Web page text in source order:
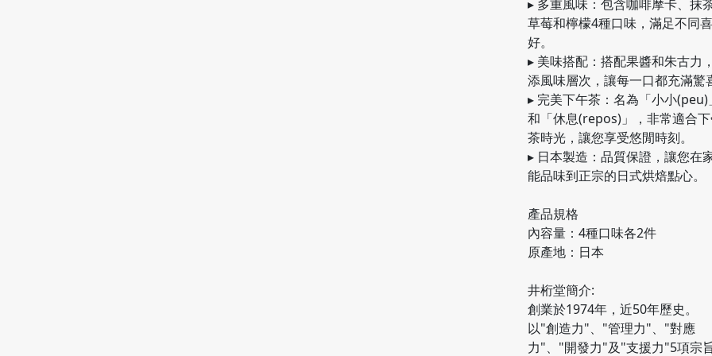
▸ 多重風味：包含咖啡摩卡、抹茶
草莓和檸檬4種口味，滿足不同喜
好。
▸ 美味搭配：搭配果醬和朱古力
添風味層次，讓每一口都充滿驚
▸ 完美下午茶：名為「小小(peu)
和「休息(repos)」，非常適合
茶時光，讓您享受悠閒時刻。
▸ 日本製造：品質保證，讓您在
能品味到正宗的日式烘焙點心。
產品規格
內容量：4種口味各2件
原產地：日本
井桁堂簡介:
創業於1974年，近50年歷史。
以"創造力"、"管理力"、"對應
力"、"開發力"及"支援力"5項宗